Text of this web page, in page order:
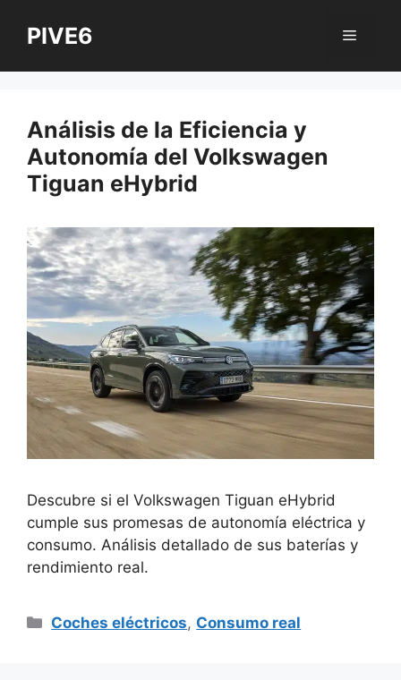
PIVE6 Menú
Análisis de la Eficiencia y
Autonomía del Volkswagen
Tiguan eHybrid
Descubre si el Volkswagen Tiguan eHybrid
cumple sus promesas de autonomía eléctrica y
consumo. Análisis detallado de sus baterías y
rendimiento real.
Categorías
Coches eléctricos, Consumo real